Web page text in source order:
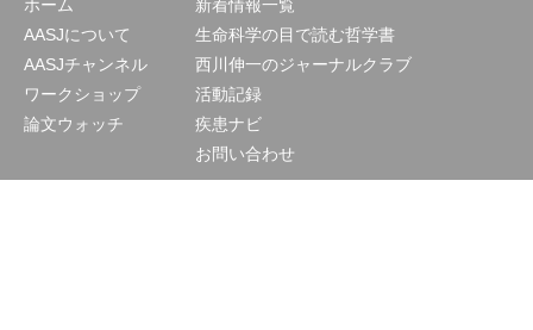
ホーム
AASJについて
AASJチャンネル
ワークショップ
論文ウォッチ
新着情報一覧
生命科学の目で読む哲学書
西川伸一のジャーナルクラブ
活動記録
疾患ナビ
お問い合わせ